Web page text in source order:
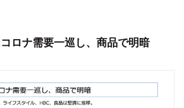
ロナ需要一巡し、商品で明暗